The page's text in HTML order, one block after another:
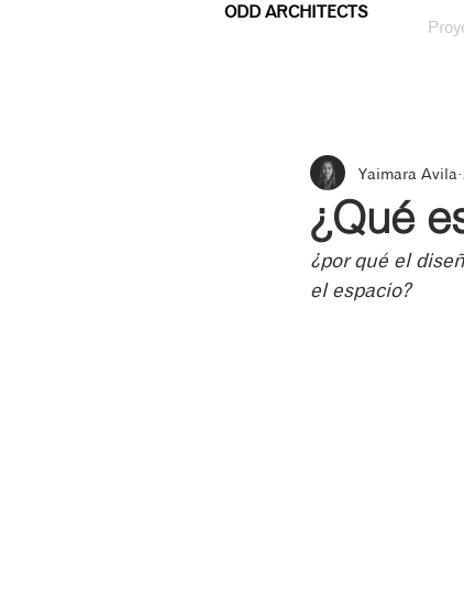
ODD ARCHITECTS
¿Qué
Yaimara Avila
¿por qué el
el espacio?